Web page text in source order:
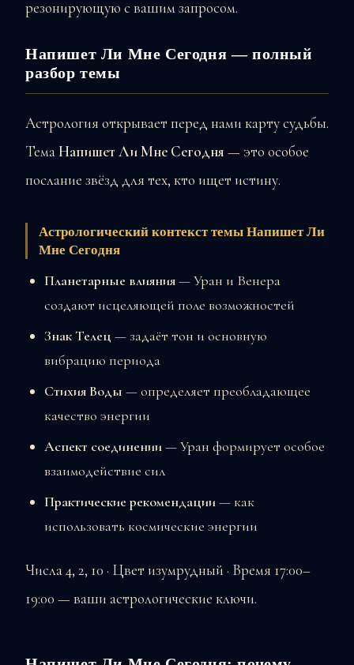
резонирующую с вашим запросом.
Напишет Ли Мне Сегодня — полный
разбор темы
Астрология открывает перед нами карту судьбы.
ТемаНапишет Ли Мне Сегодня — это особое
послание звёзд для тех, кто ищет истину.
Астрологический контекст темы Напишет Ли
Мне Сегодня
Планетарные влияния— Уран и Венера
создают исцеляющей поле возможностей
Знак Телец — задаёт тон и основную
вибрацию периода
Стихия Воды — определяет преобладающее
качество энергии
Аспект соединении— Уран формирует особое
взаимодействие сил
Практические рекомендации— как
использовать космические энергии
Числа 4, 2, 10 · Цвет изумрудный · Время 17:00–
19:00 — ваши астрологические ключи.